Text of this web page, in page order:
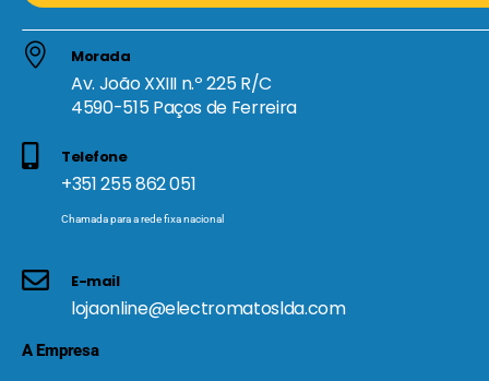
Morada
Av. João XXIII n.º 225 R/C
4590-515 Paços de Ferreira
Telefone
+351 255 862 051
Chamada para a rede fixa nacional
E-mail
lojaonline@electromatoslda.com
A Empresa